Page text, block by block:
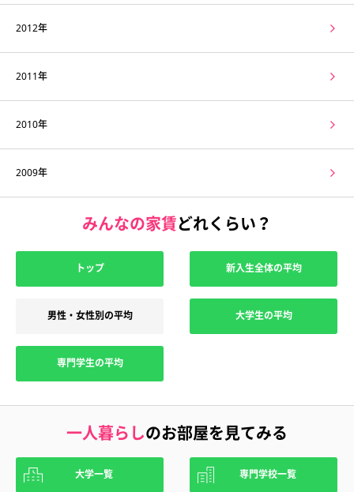
2012年
2011年
2010年
2009年
みんなの家賃どれくらい？
トップ 新入生全体の平均
男性・女性別の平均 大学生の平均
専門学生の平均
一人暮らしのお部屋を見てみる
大学一覧 専門学校一覧